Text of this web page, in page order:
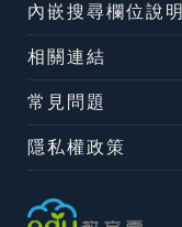
內嵌搜尋欄位說明
相關連結
常見問題
隱私權政策